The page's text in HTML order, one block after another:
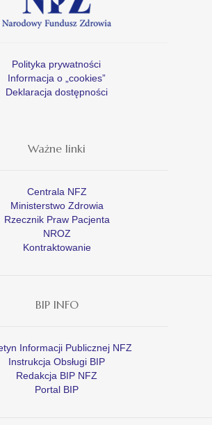
Polityka prywatności
Informacja o „cookies”
Deklaracja dostępności
Ważne linki
Centrala NFZ
Ministerstwo Zdrowia
Rzecznik Praw Pacjenta
NROZ
Kontraktowanie
BIP INFO
Informacji Publicznej NFZ
Instrukcja Obsługi BIP
Redakcja BIP NFZ
Portal BIP